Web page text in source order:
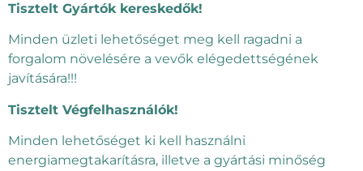
Tisztelt Gyártók kereskedők!
Minden üzleti lehetőséget meg kell ragadni a
forgalom növelésére a vevők elégedettségének
javítására!!!
Tisztelt Végfelhasználók!
Minden lehetőséget ki kell használni
energiamegtakarításra, illetve a gyártási minőség